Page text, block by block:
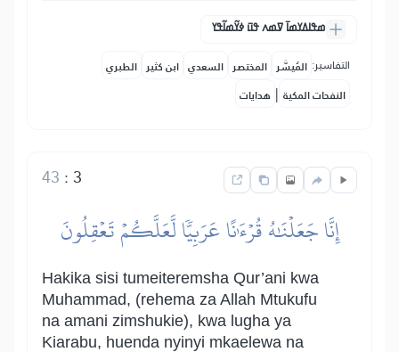
ߘߟߊߡߌߘߊ߫ ߜߘߍ ߟߎ߫ ߦߌ߬ߘߊ߬ߟߌ
التفاسير: المُيسَّر المختصر السعدي ابن كثير الطبري
النفحات المكية | هدايات
3
:
43
إِنَّا جَعَلۡنَٰهُ قُرۡءَٰنًا عَرَبِيّٗا لَّعَلَّكُمۡ تَعۡقِلُونَ
Hakika sisi tumeiteremsha Qur’ani kwa
Muhammad, (rehema za Allah Mtukufu
na amani zimshukie), kwa lugha ya
Kiarabu, huenda nyinyi mkaelewa na